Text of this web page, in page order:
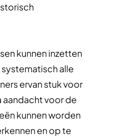
kunnen inzetten
alle
ervan stuk voor
aandacht voor de
kunnen worden
en op te